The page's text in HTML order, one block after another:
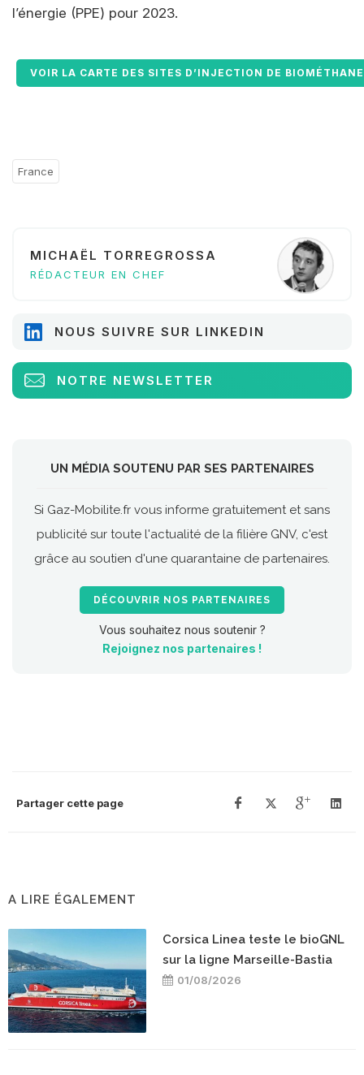
l’énergie (PPE) pour 2023.
VOIR LA CARTE DES SITES D’INJECTION DE
France
MICHAËL TORREGROSSA
RÉDACTEUR EN CHEF
NOUS SUIVRE SUR LINKEDIN
NOTRE NEWSLETTER
UN MÉDIA SOUTENU PAR SES PARTENAIRES
Si Gaz-Mobilite.fr vous informe gratuitement et sans
publicité sur toute l'actualité de la filière GNV, c'est
grâce au soutien d'une quarantaine de partenaires.
DÉCOUVRIR NOS PARTENAIRES
Vous souhaitez nous soutenir ?
Rejoignez nos partenaires !
Partager cette page
A LIRE ÉGALEMENT
Corsica Linea teste le bioGNL
sur la ligne Marseille-Bastia
01/08/2026